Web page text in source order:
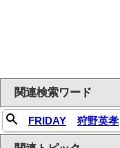
関連検索ワード
FRIDAY 狩野英孝